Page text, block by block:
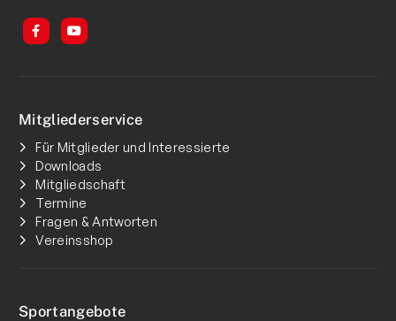
Mitgliederservice
Für Mitglieder und Interessierte
Downloads
Mitgliedschaft
Termine
Fragen & Antworten
Vereinsshop
Sportangebote